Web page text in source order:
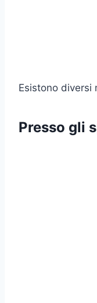
Esistono diversi
Presso gli